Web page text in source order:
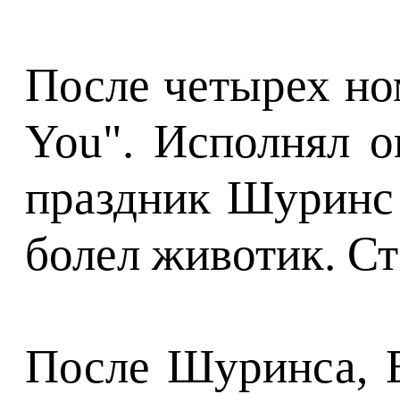
После четырех
You". Исполнял
праздник
болел животик.
После Шуринса,